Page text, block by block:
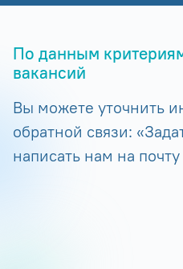
По данным
вакансий
Вы можете уточнить
обратной связи:
написать нам на почту